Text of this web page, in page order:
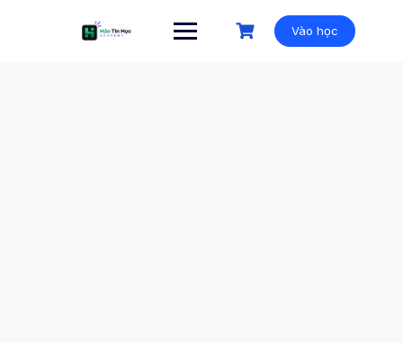
Vào học